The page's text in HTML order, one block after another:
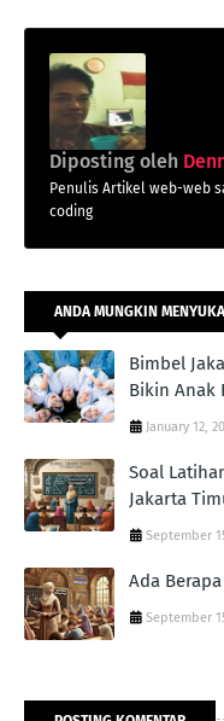
Diposting oleh
Penulis Artikel web-web
coding
ANDA MUNGKIN
Bimbel
Bikin Anak
January 12,
Soal
Jakarta
September
Ada
September